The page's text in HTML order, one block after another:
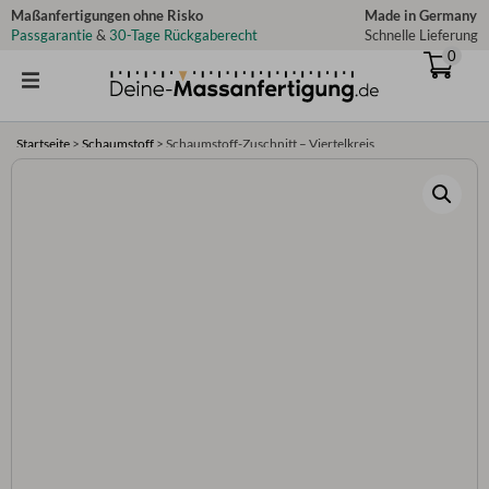
Zum
Inhalt
Maßanfertigungen ohne Risko
Passgarantie& 30-Tage Rückgaberecht
Made in Germany
Schnelle Lieferung
0
Startseite > Schaumstoff > Schaumstoff-Zuschnitt – Viertelkreis